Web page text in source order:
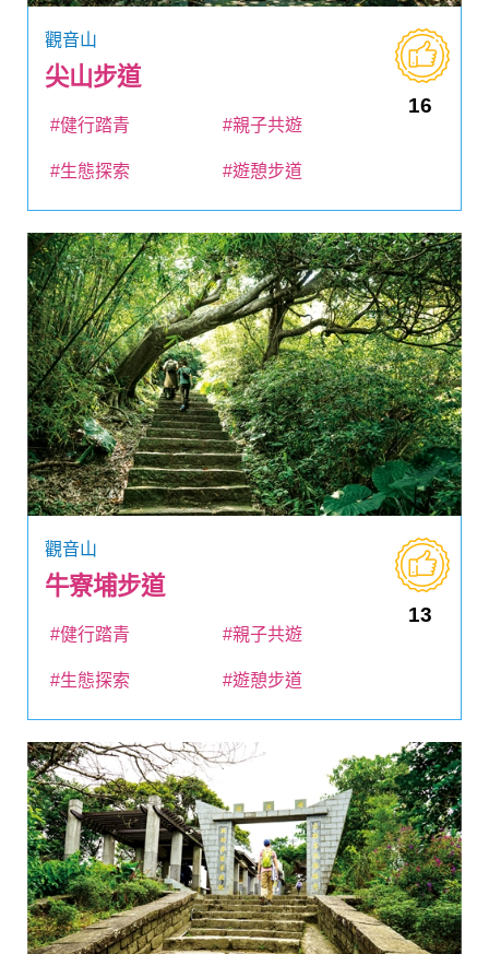
觀音山
尖山步道
16
#健行踏青 #親子共遊
#生態探索 #遊憩步道
觀音山
牛寮埔步道
13
#健行踏青 #親子共遊
#生態探索 #遊憩步道